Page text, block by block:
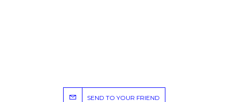
SEND TO YOUR FRIEND